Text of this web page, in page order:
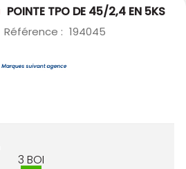
POINTE TPO DE 45/2,4 EN 5KS
Référence : 194045
3 BOI